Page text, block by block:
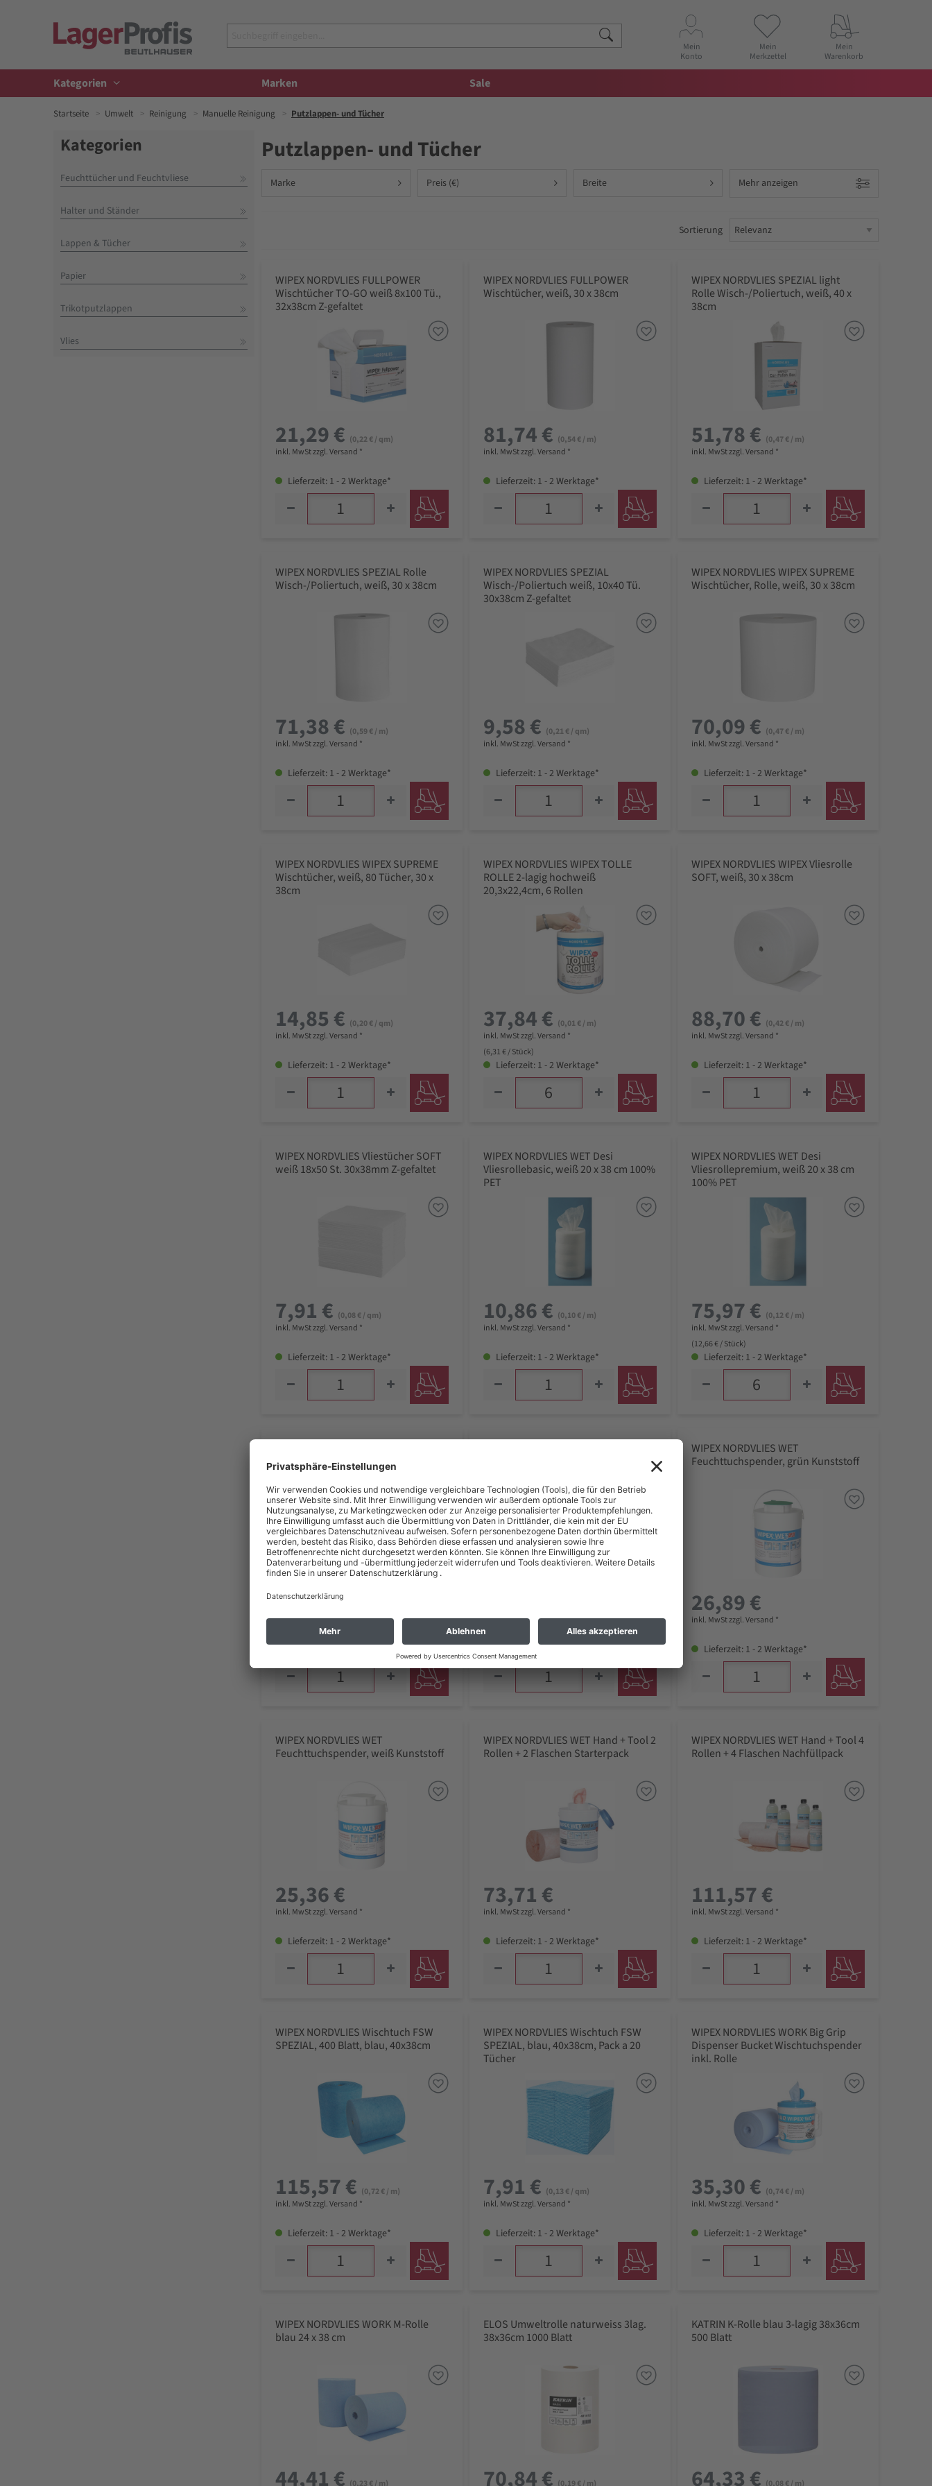
Mein
Konto
Mein
Merkzettel
Mein
Warenkorb
Kategorien Marken Sale
Startseite Umwelt Reinigung Manuelle Reinigung Putzlappen- und Tücher
Kategorien
Feuchttücher und Feuchtvliese
Halter und Ständer
Lappen & Tücher
Papier
Trikotputzlappen
Vlies
Putzlappen- und Tücher
Marke Preis (€) Breite Mehr anzeigen
Sortierung
WIPEX NORDVLIES FULLPOWER
Wischtücher TO-GO weiß 8x100 Tü.,
32x38cm Z-gefaltet
21,29 € (0,22 € / qm)
inkl. MwSt zzgl. Versand *
Lieferzeit: 1 - 2 Werktage*
WIPEX NORDVLIES FULLPOWER
Wischtücher, weiß, 30 x 38cm
81,74 € (0,54 € / m)
inkl. MwSt zzgl. Versand *
Lieferzeit: 1 - 2 Werktage*
WIPEX NORDVLIES SPEZIAL light
Rolle Wisch-/Poliertuch, weiß, 40 x
38cm
51,78 € (0,47 € / m)
inkl. MwSt zzgl. Versand *
Lieferzeit: 1 - 2 Werktage*
WIPEX NORDVLIES SPEZIAL Rolle
Wisch-/Poliertuch, weiß, 30 x 38cm
71,38 € (0,59 € / m)
inkl. MwSt zzgl. Versand *
Lieferzeit: 1 - 2 Werktage*
WIPEX NORDVLIES SPEZIAL
Wisch-/Poliertuch weiß, 10x40 Tü.
30x38cm Z-gefaltet
9,58 € (0,21 € / qm)
inkl. MwSt zzgl. Versand *
Lieferzeit: 1 - 2 Werktage*
WIPEX NORDVLIES WIPEX SUPREME
Wischtücher, Rolle, weiß, 30 x 38cm
70,09 € (0,47 € / m)
inkl. MwSt zzgl. Versand *
Lieferzeit: 1 - 2 Werktage*
WIPEX NORDVLIES WIPEX SUPREME
Wischtücher, weiß, 80 Tücher, 30 x
38cm
14,85 € (0,20 € / qm)
inkl. MwSt zzgl. Versand *
Lieferzeit: 1 - 2 Werktage*
WIPEX NORDVLIES WIPEX TOLLE
ROLLE 2-lagig hochweiß
20,3x22,4cm, 6 Rollen
37,84 € (0,01 € / m)
inkl. MwSt zzgl. Versand *
(6,31 € / Stück)
Lieferzeit: 1 - 2 Werktage*
WIPEX NORDVLIES WIPEX Vliesrolle
SOFT, weiß, 30 x 38cm
88,70 € (0,42 € / m)
inkl. MwSt zzgl. Versand *
Lieferzeit: 1 - 2 Werktage*
WIPEX NORDVLIES Vliestücher SOFT
weiß 18x50 St. 30x38mm Z-gefaltet
7,91 € (0,08 € / qm)
inkl. MwSt zzgl. Versand *
Lieferzeit: 1 - 2 Werktage*
WIPEX NORDVLIES WET Desi
Vliesrollebasic, weiß 20 x 38 cm 100%
PET
10,86 € (0,10 € / m)
inkl. MwSt zzgl. Versand *
Lieferzeit: 1 - 2 Werktage*
WIPEX NORDVLIES WET Desi
Vliesrollepremium, weiß 20 x 38 cm
100% PET
75,97 € (0,12 € / m)
inkl. MwSt zzgl. Versand *
(12,66 € / Stück)
Lieferzeit: 1 - 2 Werktage*
Feuchttuchspender, blau Kunststoff
26,89 €
inkl. MwSt zzgl. Versand * inkl. MwSt zzgl. Versand *
WIPEX NORDVLIES WET
Feuchttuchspender, grün Kunststoff
26,89 €
inkl. MwSt zzgl. Versand *
Lieferzeit: 1 - 2 Werktage*
WIPEX NORDVLIES WET
Feuchttuchspender, weiß Kunststoff
25,36 €
inkl. MwSt zzgl. Versand *
Lieferzeit: 1 - 2 Werktage*
WIPEX NORDVLIES WET Hand + Tool 2
Rollen + 2 Flaschen Starterpack
73,71 €
inkl. MwSt zzgl. Versand *
Lieferzeit: 1 - 2 Werktage*
WIPEX NORDVLIES WET Hand + Tool 4
Rollen + 4 Flaschen Nachfüllpack
111,57 €
inkl. MwSt zzgl. Versand *
Lieferzeit: 1 - 2 Werktage*
WIPEX NORDVLIES Wischtuch FSW
SPEZIAL, 400 Blatt, blau, 40x38cm
115,57 € (0,72 € / m)
inkl. MwSt zzgl. Versand *
Lieferzeit: 1 - 2 Werktage*
WIPEX NORDVLIES Wischtuch FSW
SPEZIAL, blau, 40x38cm, Pack a 20
Tücher
7,91 € (0,13 € / qm)
inkl. MwSt zzgl. Versand *
Lieferzeit: 1 - 2 Werktage*
WIPEX NORDVLIES WORK Big Grip
Dispenser Bucket Wischtuchspender
inkl. Rolle
35,30 € (0,74 € / m)
inkl. MwSt zzgl. Versand *
Lieferzeit: 1 - 2 Werktage*
WIPEX NORDVLIES WORK M-Rolle
blau 24 x 38 cm
44,41 €
ELOS Umweltrolle naturweiss 3lag.
38x36cm 1000 Blatt
70,84 €
KATRIN K-Rolle blau 3-lagig 38x36cm
500 Blatt
64,33 €